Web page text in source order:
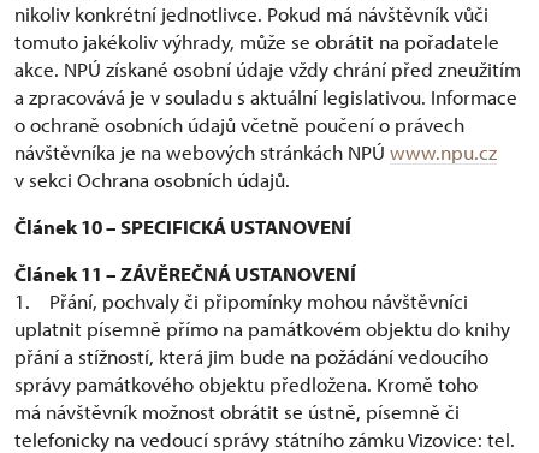
nikoliv konkrétní jednotlivce. Pokud má návštěvník vůči
tomuto jakékoliv výhrady, může se obrátit na pořadatele
akce. NPÚ získané osobní údaje vždy chrání před zneužitím
a zpracovává je v souladu s aktuální legislativou. Informace
o ochraně osobních údajů včetně poučení o právech
návštěvníka je na webových stránkách NPÚ www.npu.cz
v sekci Ochrana osobních údajů.
Článek 10 – SPECIFICKÁ USTANOVENÍ
Článek 11 – ZÁVĚREČNÁ USTANOVENÍ
1. Přání, pochvaly či připomínky mohou návštěvníci
uplatnit písemně přímo na památkovém objektu do knihy
přání a stížností, která jim bude na požádání vedoucího
správy památkového objektu předložena. Kromě toho
má návštěvník možnost obrátit se ústně, písemně či
telefonicky na vedoucí správy státního zámku Vizovice: tel.